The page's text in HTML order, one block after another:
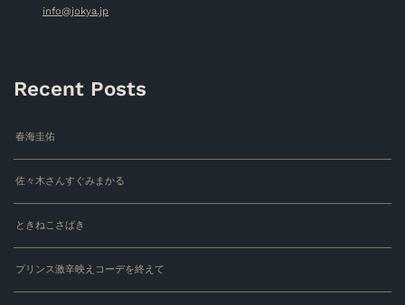
info@jokya.jp
Recent Posts
春海圭佑
佐々木さんすぐみまかる
ときねこさばき
プリンス激辛映えコーデを終えて